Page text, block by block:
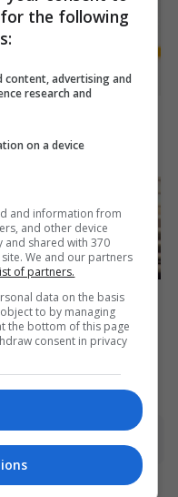
Did He Leave At The
Of This Show's Run?
Brainberries
the following
content, advertising and
research and
on a device
and information from
and other device
and shared with 370
We and our partners
of partners.
data on the basis
to by managing
the bottom of this page
consent in privacy